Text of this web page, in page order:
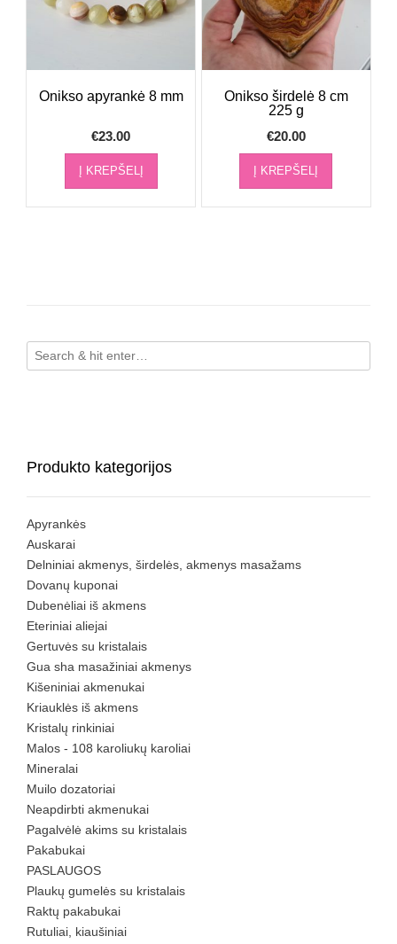
Onikso apyrankė 8 mm
€23.00
Į KREPŠELĮ
Onikso širdelė 8 cm
225 g
€20.00
Į KREPŠELĮ
Produkto kategorijos
Apyrankės
Auskarai
Delniniai akmenys, širdelės, akmenys masažams
Dovanų kuponai
Dubenėliai iš akmens
Eteriniai aliejai
Gertuvės su kristalais
Gua sha masažiniai akmenys
Kišeniniai akmenukai
Kriauklės iš akmens
Kristalų rinkiniai
Malos - 108 karoliukų karoliai
Mineralai
Muilo dozatoriai
Neapdirbti akmenukai
Pagalvėlė akims su kristalais
Pakabukai
PASLAUGOS
Plaukų gumelės su kristalais
Raktų pakabukai
Rutuliai, kiaušiniai